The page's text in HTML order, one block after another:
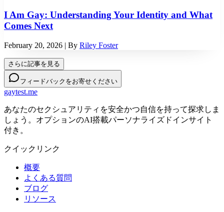
I Am Gay: Understanding Your Identity and What
Comes Next
February 20, 2026 | By Riley Foster
さらに記事を見る
フィードバックをお寄せください
gaytest.me
あなたのセクシュアリティを安全かつ自信を持って探求しま
しょう。オプションのAI搭載パーソナライズドインサイト
付き。
クイックリンク
概要
よくある質問
ブログ
リソース